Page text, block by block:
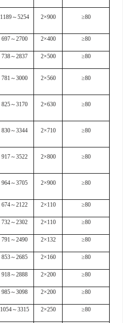
1189～5254 2×900 ≥80
697～2700 2×400 ≥80
738～2837 2×500 ≥80
781 ～3000 2×560 ≥80
825～3170 2×630 ≥80
830～3344 2×710 ≥80
917～3522 2×800 ≥80
964～3705 2×900 ≥80
674～2122 2×110 ≥80
732～2302 2×110 ≥80
791 ～2490 2×132 ≥80
853～2685 2×160 ≥80
918～2888 2×200 ≥80
985～3098 2×200 ≥80
1054～3315 2×250 ≥80